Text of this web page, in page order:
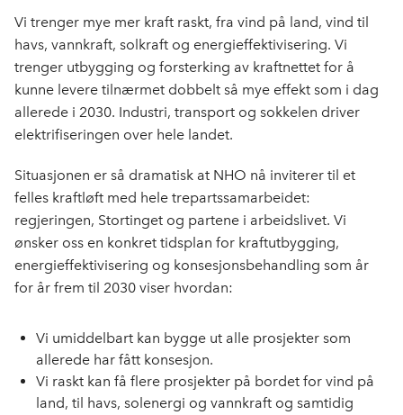
Vi trenger mye mer kraft raskt, fra vind på land, vind til
havs, vannkraft, solkraft og energieffektivisering. Vi
trenger utbygging og forsterking av kraftnettet for å
kunne levere tilnærmet dobbelt så mye effekt som i dag
allerede i 2030. Industri, transport og sokkelen driver
elektrifiseringen over hele landet.
Situasjonen er så dramatisk at NHO nå inviterer til et
felles kraftløft med hele trepartssamarbeidet:
regjeringen, Stortinget og partene i arbeidslivet. Vi
ønsker oss en konkret tidsplan for kraftutbygging,
energieffektivisering og konsesjonsbehandling som år
for år frem til 2030 viser hvordan:
Vi umiddelbart kan bygge ut alle prosjekter som
allerede har fått konsesjon.
Vi raskt kan få flere prosjekter på bordet for vind på
land, til havs, solenergi og vannkraft og samtidig